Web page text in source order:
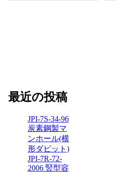
最近の投稿
JPI-7S-34-96
炭素鋼製マ
ンホール(横
形ダビット)
JPI-7R-72-
2006 竪型容